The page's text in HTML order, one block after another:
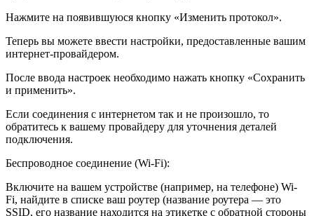
Нажмите на появившуюся кнопку «Изменить протокол».
Теперь вы можете ввести настройки, предоставленные вашим
интернет-провайдером.
После ввода настроек необходимо нажать кнопку «Сохранить
и применить».
Если соединения с интернетом так и не произошло, то
обратитесь к вашему провайдеру для уточнения деталей
подключения.
Беспроводное соединение (Wi-Fi):
Включите на вашем устройстве (например, на телефоне) Wi-
Fi, найдите в списке ваш роутер (название роутера — это
SSID, его название находится на этикетке с обратной стороны